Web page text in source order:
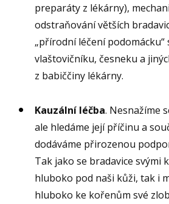
preparáty z lékárny),
odstraňování větších
„přírodní léčení podomácku“
vlaštovičníku, česneku a
z babiččiny lékárny.
Kauzální léčba. Nesnažíme
ale hledáme její příčinu a
dodáváme přirozenou
Tak jako se bradavice svými
hluboko pod naši kůži, tak i
hluboko ke kořenům své